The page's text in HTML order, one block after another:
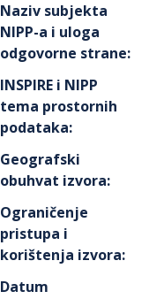
Naziv subjekta
NIPP-a i uloga
odgovorne strane:
INSPIRE i NIPP
tema prostornih
podataka:
Geografski
obuhvat izvora:
Ograničenje
pristupa i
korištenja izvora:
Datum